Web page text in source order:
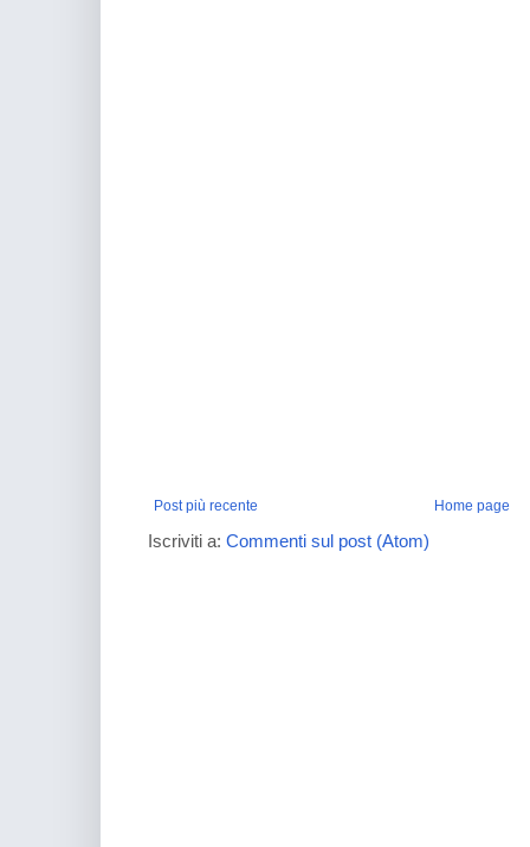
Post più recente Home page
Iscriviti a: Commenti sul post (Atom)